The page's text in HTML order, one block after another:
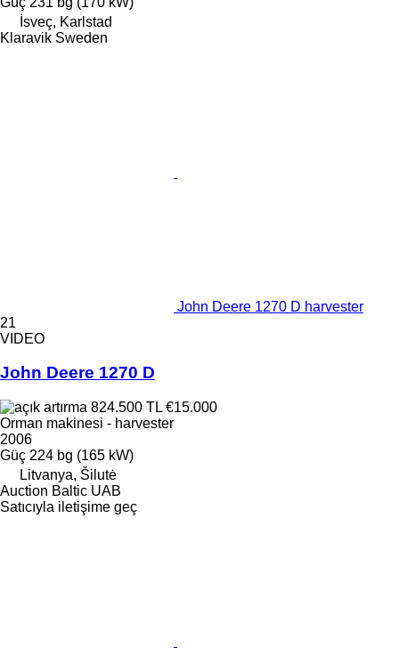
İsveç, Karlstad
Klaravik Sweden
John Deere 1270 D harvester
21
VIDEO
John Deere 1270 D
824.500 TL €15.000
Orman makinesi - harvester
2006
Güç 224 bg (165 kW)
Litvanya, Šilutė
Auction Baltic UAB
Satıcıyla iletişime geç